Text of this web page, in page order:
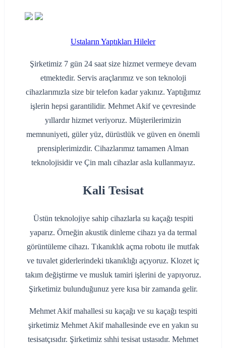
Ustaların Yaptıkları Hileler
Şirketimiz 7 gün 24 saat size hizmet vermeye devam
etmektedir. Servis araçlarımız ve son teknoloji
cihazlarımızla size bir telefon kadar yakınız. Yaptığımız
işlerin hepsi garantilidir. Mehmet Akif ve çevresinde
yıllardır hizmet veriyoruz. Müşterilerimizin
memnuniyeti, güler yüz, dürüstlük ve güven en önemli
prensiplerimizdir. Cihazlarımız tamamen Alman
teknolojisidir ve Çin malı cihazlar asla kullanmayız.
Kali Tesisat
Üstün teknolojiye sahip cihazlarla su kaçağı tespiti
yaparız. Örneğin akustik dinleme cihazı ya da termal
görüntüleme cihazı. Tıkanıklık açma robotu ile mutfak
ve tuvalet giderlerindeki tıkanıklığı açıyoruz. Klozet iç
takım değiştirme ve musluk tamiri işlerini de yapıyoruz.
Şirketimiz bulunduğunuz yere kısa bir zamanda gelir.
Mehmet Akif mahallesi su kaçağı ve su kaçağı tespiti
şirketimiz Mehmet Akif mahallesinde eve en yakın su
tesisatçısıdır. Şirketimiz sıhhi tesisat ustasıdır. Mehmet